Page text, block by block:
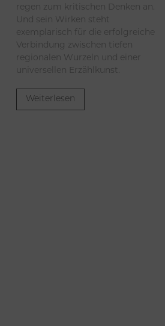
regen zum kritischen Denken an.
Und sein Wirken steht
exemplarisch für die erfolgreiche
Verbindung zwischen tiefen
regionalen Wurzeln und einer
universellen Erzählkunst.
Weiterlesen